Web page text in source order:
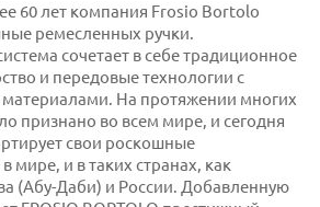
60 лет компания Frosio Bortolo
ремесленных ручки.
сочетает в себе традиционное
и передовые технологии с
На протяжении многих
признано во всем мире, и сегодня
свои роскошные
мире, и в таких странах, как
(Абу-Даби) и России. Добавленную